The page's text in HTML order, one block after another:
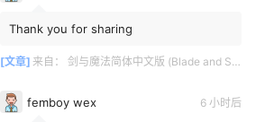
Thank you for sharing
[文章] 来自： 剑与魔法简体中文版 (Blade and Sorcery VR)
femboy wex 6 小时后